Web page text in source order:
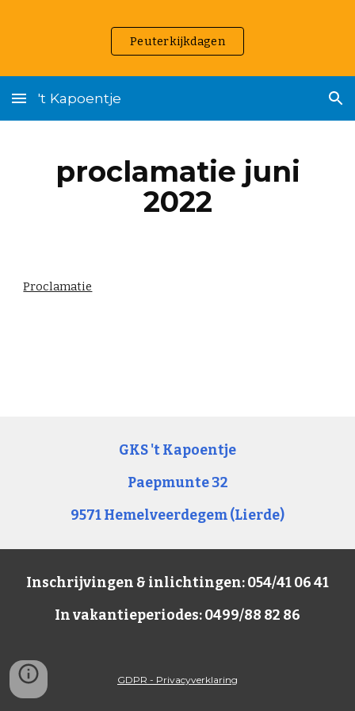
Skip to main content
Skip to navigation
Peuterkijkdagen
't Kapoentje
proclamatie juni
2022
Proclamatie
GKS 't Kapoentje
Paepmunte 32
9571 Hemelveerdegem (Lierde)
Inschrijvingen & inlichtingen: 054/41 06 41
In vakantieperiodes: 0499/88 82 86
GDPR - Privacyverklaring